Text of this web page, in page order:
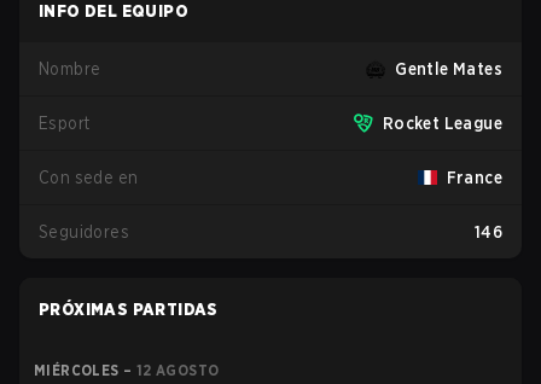
INFO DEL EQUIPO
Nombre Gentle Mates
Esport Rocket League
Con sede en France
Seguidores 146
PRÓXIMAS PARTIDAS
MIÉRCOLES – 12 AGOSTO